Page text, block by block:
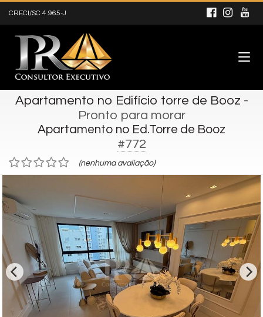
CRECI/SC 4.965-J
Apartamento no Edifício torre de Booz -
Pronto para morar
Apartamento no Ed.Torre de Booz
#772
(nenhuma avaliação)